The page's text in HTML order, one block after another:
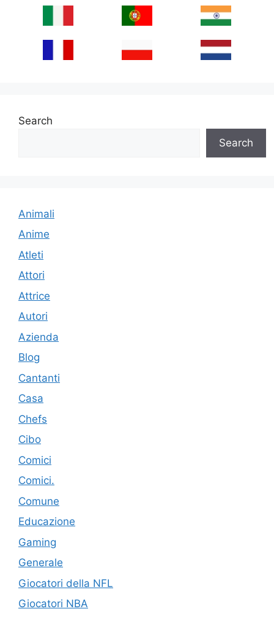
Search
Search
Animali
Anime
Atleti
Attori
Attrice
Autori
Azienda
Blog
Cantanti
Casa
Chefs
Cibo
Comici
Comici.
Comune
Educazione
Gaming
Generale
Giocatori della NFL
Giocatori NBA